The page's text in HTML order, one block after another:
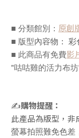
■ 分類館別： 原創
■ 版型內容物： 彩
■ 此商品有免費影
"咕咕雞的活力布
✍️購物提醒：
此產品為版型，非
螢幕拍照難免色差